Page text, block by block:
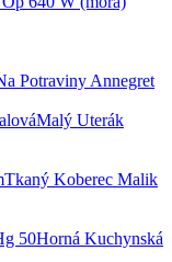
Potraviny Annegret
Malý Uterák
Tkaný Koberec Malik
Horná Kuchynská